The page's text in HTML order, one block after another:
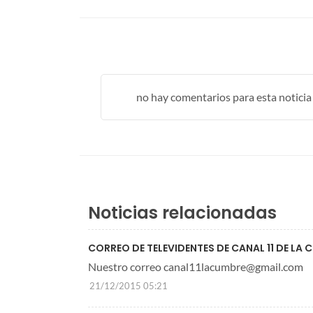
no hay comentarios para esta noticia
Noticias relacionadas
CORREO DE TELEVIDENTES DE CANAL 11 DE LA
Nuestro correo canal11lacumbre@gmail.com
21/12/2015 05:21